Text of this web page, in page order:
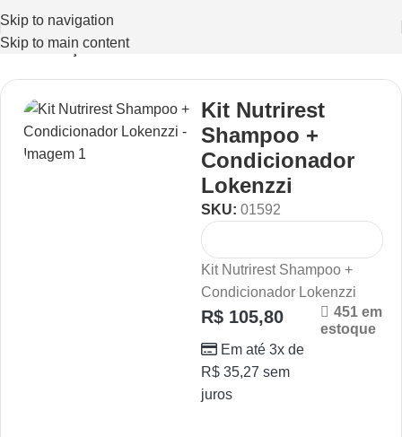
Skip to navigation
Skip to main content
Início Nutrição
Kit Nutrirest
Shampoo +
Condicionador
Lokenzzi
SKU: 01592
Kit Nutrirest Shampoo +
Condicionador Lokenzzi
R$ 105,80
Em até 3x de
R$ 35,27 sem
juros
451 em
estoque